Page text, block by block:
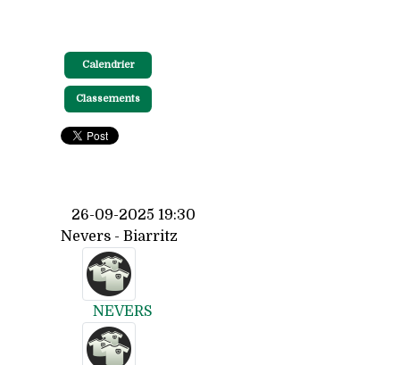
Calendrier
Classements
26-09-2025 19:30
Nevers - Biarritz
NEVERS